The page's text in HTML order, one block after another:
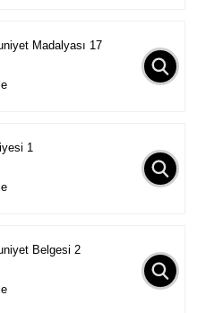
Madalyası 17
1
Belgesi 2